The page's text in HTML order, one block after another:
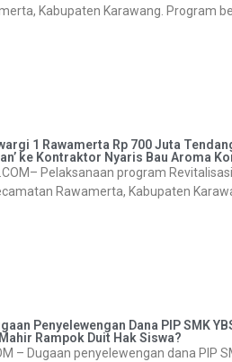
Kabupaten Karawang. Program
1 Rawamerta Rp 700 Juta
ke Kontraktor Nyaris Bau Aroma
Pelaksanaan program
Rawamerta, Kabupaten
Penyelewengan Dana PIP SMK
Rampok Duit Hak Siswa?
– Dugaan penyelewengan dana PIP